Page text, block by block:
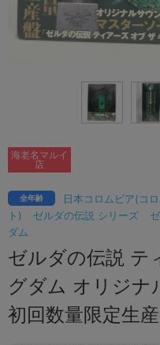
日本コロムビア(コ
ト)
ゼルダの伝説 シリーズ
ダム
全年齢
ゼルダの伝説 テ
グダム オリジナ
初回数量限定生
海老名マルイ
店